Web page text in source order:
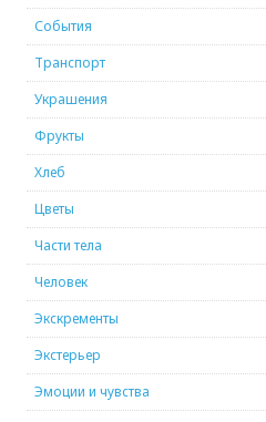
События
Транспорт
Украшения
Фрукты
Хлеб
Цветы
Части тела
Человек
Экскременты
Экстерьер
Эмоции и чувства